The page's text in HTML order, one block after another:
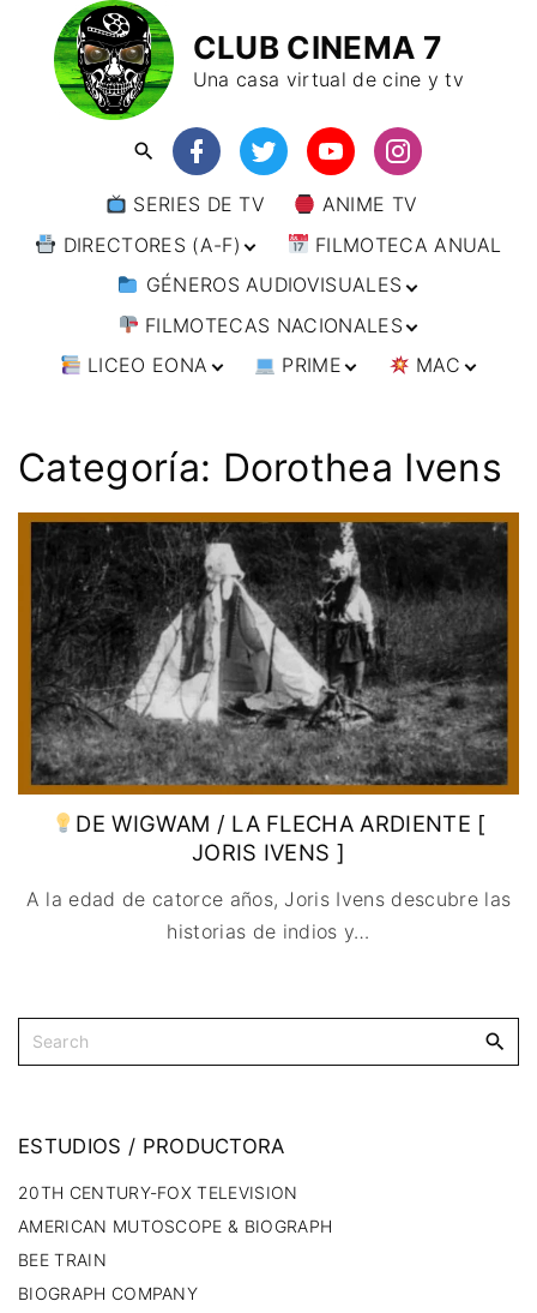
CLUB CINEMA 7
Una casa virtual de cine y tv
SERIES DE TV
ANIME TV
DIRECTORES (A-F)
DIRECTORES (F-L)
DIRECTORES (L-
W)
FILMOTECA ANUAL
GÉNEROS AUDIOVISUALES
ANIMACIÓN
ARTES MARCIALES
CINE DOCUMENTAL
CINE NEGRO / CRIMEN /
ESPIONAJE
COMEDIA
DRAMA
ÉPICO / MITOLÓGICO
EXPERIMENTOS
FANTÁSTICO
MUSICAL
TERROR
FILMOTECAS NACIONALES
AFRICA
BRASIL
CHILE
ESTADOS UNIDOS
MÉXICO
URUGUAY
ASIA
INDIA
JAPÓN
RUSIA
EUROPA
ALEMANIA
AUSTRIA
BÉLGICA
DINAMARCA
ESPAÑA
FRANCIA
ITALIA
PAISES BAJOS
REINO UNIDO
SUECIA
OCEANIA AUSTRALIA
LICEO EONA
TALLERES
ONLINE
IMAGEN & VIDEO
SERVICIOS DE
COMPUTACIÓN
DISEÑO WEB
CONTACTO
TARJETA
DIGITAL
PRIME
IMPRESCINDIBLES
MAC
🗨 CÓMICS
Categoría: Dorothea Ivens
DE WIGWAM / LA FLECHA ARDIENTE [
JORIS IVENS ]
A la edad de catorce años, Joris Ivens descubre las
historias de indios y…
ESTUDIOS / PRODUCTORA
20TH CENTURY-FOX TELEVISION
AMERICAN MUTOSCOPE & BIOGRAPH
BEE TRAIN
BIOGRAPH COMPANY